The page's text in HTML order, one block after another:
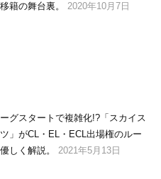
籍の舞台裏。
2020年10月7日
グスタートで複雑化!?「スカイス
」がCL・EL・ECL出場権のルー
しく解説。
2021年5月13日